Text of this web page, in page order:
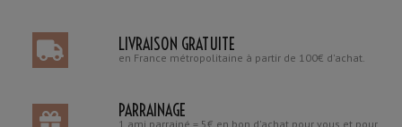
LIVRAISON GRATUITE
en France métropolitaine à partir de 100€ d'achat.
PARRAINAGE
1 ami parrainé = 5€ en bon d'achat pour vous et pour